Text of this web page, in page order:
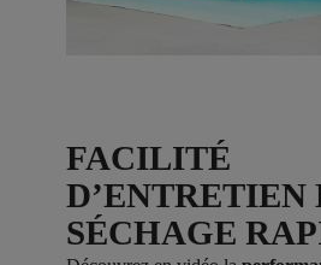
FACILITÉ
D’ENTRETIEN
SÉCHAGE